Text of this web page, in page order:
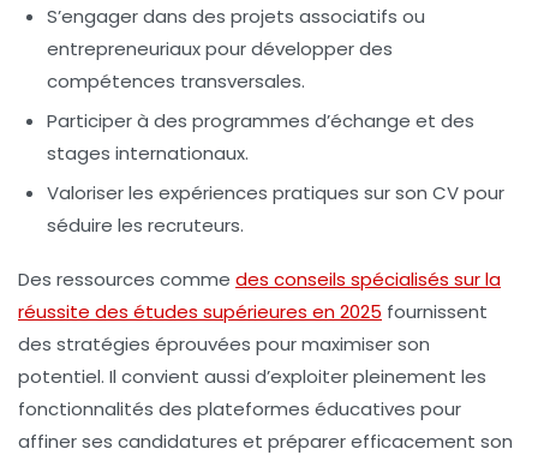
S’engager dans des projets associatifs ou
entrepreneuriaux pour développer des
compétences transversales.
Participer à des programmes d’échange et des
stages internationaux.
Valoriser les expériences pratiques sur son CV pour
séduire les recruteurs.
Des ressources comme des conseils spécialisés sur la
réussite des études supérieures en 2025 fournissent
des stratégies éprouvées pour maximiser son
potentiel. Il convient aussi d’exploiter pleinement les
fonctionnalités des plateformes éducatives pour
affiner ses candidatures et préparer efficacement son